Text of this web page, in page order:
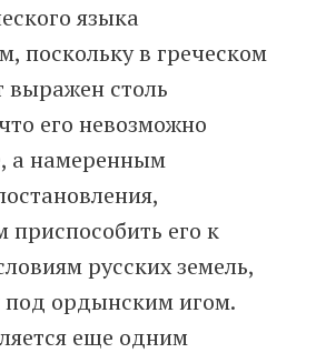
языка
поскольку в греческом
выражен столь
его невозможно
а намеренным
его к
русских земель,
ордынским игом.
еще одним